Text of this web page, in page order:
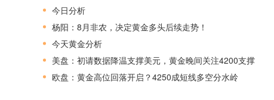
今日分析
杨阳：8月非农，决定黄金多头后续走势！
今天黄金分析
美盘：初请数据降温支撑美元，黄金晚间关注4200支撑
欧盘：黄金高位回落开启？4250成短线多空分水岭